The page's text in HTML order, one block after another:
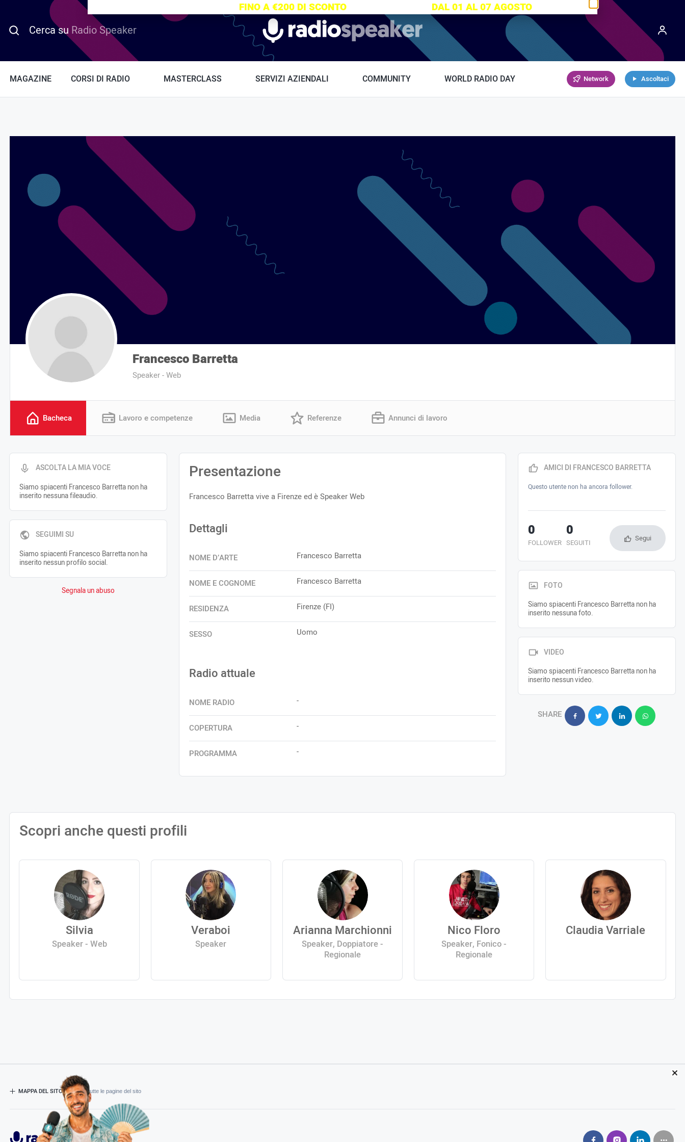
Cerca su Radio Speaker Radiospeaker.it
MAGAZINE CORSI DI RADIO MASTERCLASS SERVIZI AZIENDALI COMMUNITY WORLD RADIO DAY Network Ascoltaci
Francesco Barretta
Speaker - Web
Bacheca Lavoro e competenze Media Referenze Annunci di lavoro
ASCOLTA LA MIA VOCE
Siamo spiacenti Francesco Barretta non ha
inserito nessuna fileaudio.
SEGUIMI SU
Siamo spiacenti Francesco Barretta non ha
inserito nessun profilo social.
Segnala un abuso
Presentazione
Francesco Barretta vive a Firenze ed è Speaker Web
Dettagli
NOME D’ARTE Francesco Barretta
NOME E COGNOME Francesco Barretta
RESIDENZA Firenze (FI)
SESSO Uomo
Radio attuale
NOME RADIO -
COPERTURA -
PROGRAMMA -
AMICI DI FRANCESCO BARRETTA
Questo utente non ha ancora follower.
FOLLOWER
0
SEGUITI
0 Segui
FOTO
Siamo spiacenti Francesco Barretta non ha
inserito nessuna foto.
VIDEO
Siamo spiacenti Francesco Barretta non ha
inserito nessun video.
SHARE
Scopri anche questi profili
Silvia
Speaker - Web
Veraboi
Speaker
Arianna Marchionni
Speaker, Doppiatore -
Regionale
Nico Floro
Speaker, Fonico -
Regionale
Claudia Varriale
MAPPA DEL SITO- Esplora tutte le pagine del sito
FINO A €200 DI SCONTO DAL 01 AL 07 AGOSTO